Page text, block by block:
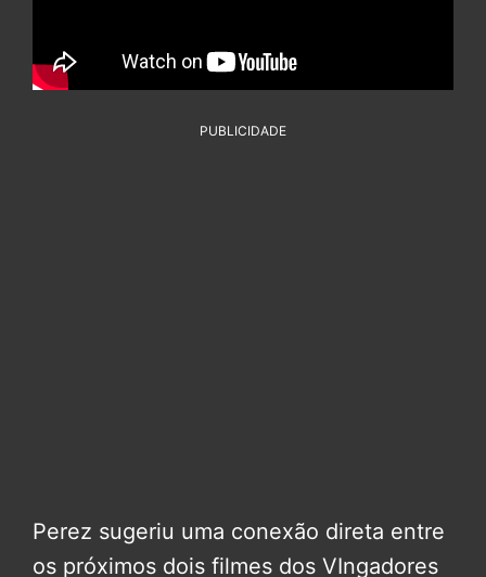
PUBLICIDADE
Perez sugeriu uma conexão direta entre
os próximos dois filmes dos VIngadores